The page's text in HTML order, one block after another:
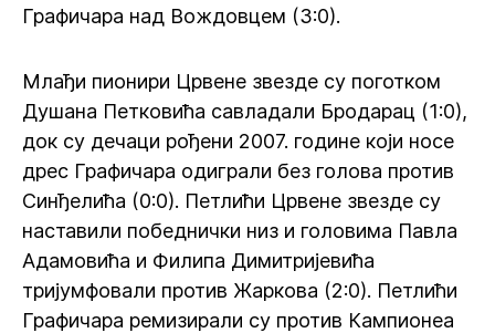
Графичара над Вождовцем (3:0).
Млађи пионири Црвене звезде су поготком
Душана Петковића савладали Бродарац (1:0),
док су дечаци рођени 2007. године који носе
дрес Графичара одиграли без голова против
Синђелића (0:0). Петлићи Црвене звезде су
наставили победнички низ и головима Павла
Адамовића и Филипа Димитријевића
тријумфовали против Жаркова (2:0). Петлићи
Графичара ремизирали су против Кампионеа